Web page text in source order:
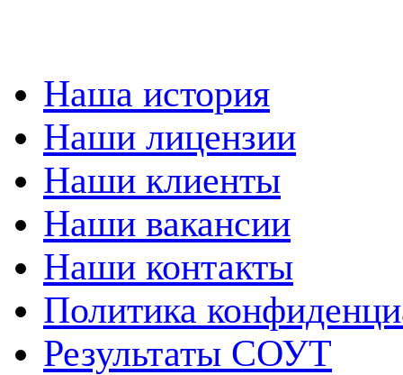
Наша история
Наши лицензии
Наши клиенты
Наши вакансии
Наши контакты
Политика
Результаты СОУТ